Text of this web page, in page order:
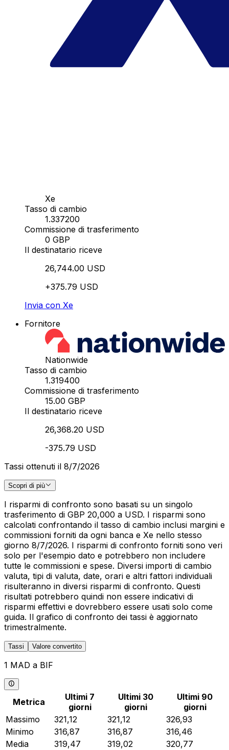
Xe
Tasso di cambio
1.337200
Commissione di trasferimento
0 GBP
Il destinatario riceve
26,744.00 USD
+375.79 USD
Invia con Xe
Fornitore
Nationwide
Tasso di cambio
1.319400
Commissione di trasferimento
15.00 GBP
Il destinatario riceve
26,368.20 USD
-375.79 USD
Tassi ottenuti il 8/7/2026
Scopri di più
I risparmi di confronto sono basati su un singolo
trasferimento di GBP 20,000 a USD. I risparmi sono
calcolati confrontando il tasso di cambio inclusi margini e
commissioni forniti da ogni banca e Xe nello stesso
giorno 8/7/2026. I risparmi di confronto forniti sono veri
solo per l'esempio dato e potrebbero non includere
tutte le commissioni e spese. Diversi importi di cambio
valuta, tipi di valuta, date, orari e altri fattori individuali
risulteranno in diversi risparmi di confronto. Questi
risultati potrebbero quindi non essere indicativi di
risparmi effettivi e dovrebbero essere usati solo come
guida. Il grafico di confronto dei tassi è aggiornato
trimestralmente.
Tassi Valore convertito
1 MAD a BIF
Metrica
Ultimi 7
giorni
Ultimi 30
giorni
Ultimi 90
giorni
Massimo
321,12 321,12
326,93
Minimo
316,87 316,87
316,46
Media
319,47 319,02
320,77